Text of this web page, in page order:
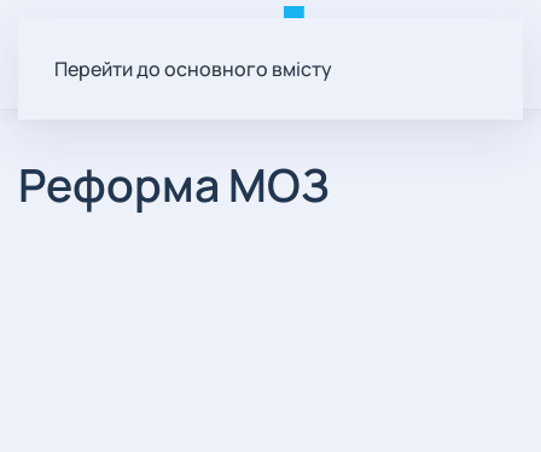
Перейти до основного вмісту
Реформа МОЗ